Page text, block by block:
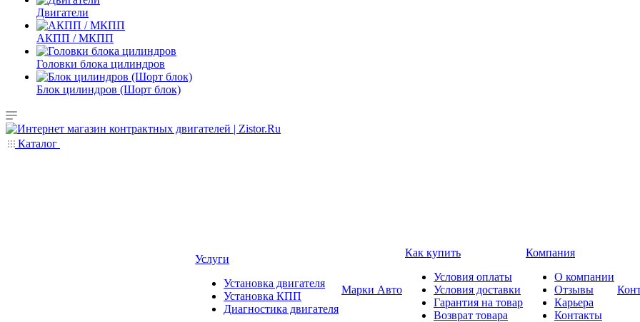
Двигатели
АКПП / МКПП
Головки блока цилиндров
Блок цилиндров (Шорт блок)
Каталог
Услуги
Установка двигателя
Установка КПП
Диагностика двигателя
Марки Авто
Как купить
Условия оплаты
Условия доставки
Гарантия на товар
Возврат товара
Компания
О компании
Отзывы
Карьера
Контакты